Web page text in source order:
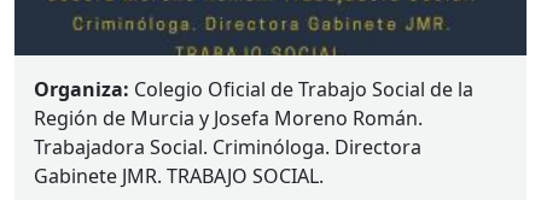
Organiza: Colegio Oficial de Trabajo Social de la
Región de Murcia y Josefa Moreno Román.
Trabajadora Social. Criminóloga. Directora
Gabinete JMR. TRABAJO SOCIAL.